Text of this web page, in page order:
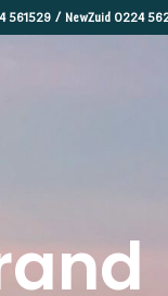
561529 / NewZuid 0224